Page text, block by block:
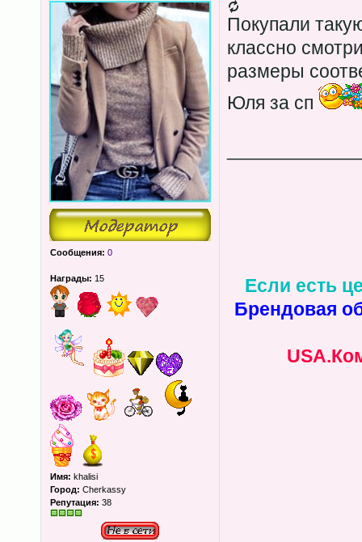
Сообщения: 0
Награды: 15
Имя: khalisi
Город: Cherkassy
Репутация: 38
Покупали
классно
размеры
Юля за сп
Если есть
Брендовая